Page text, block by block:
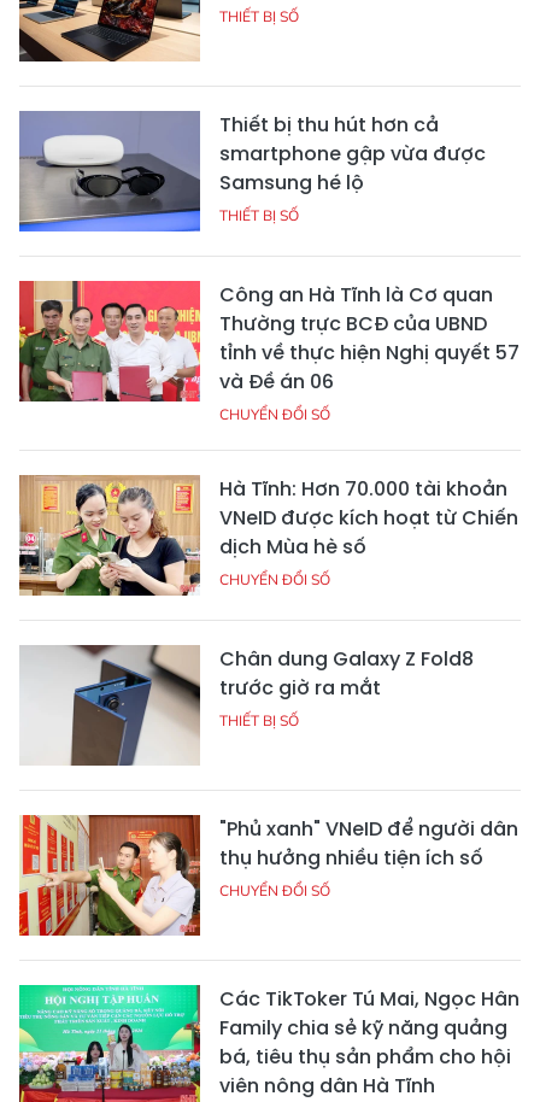
THIẾT BỊ SỐ
Thiết bị thu hút hơn cả
smartphone gập vừa được
Samsung hé lộ
THIẾT BỊ SỐ
Công an Hà Tĩnh là Cơ quan
Thường trực BCĐ của UBND
tỉnh về thực hiện Nghị quyết 57
và Đề án 06
CHUYỂN ĐỔI SỐ
Hà Tĩnh: Hơn 70.000 tài khoản
VNeID được kích hoạt từ Chiến
dịch Mùa hè số
CHUYỂN ĐỔI SỐ
Chân dung Galaxy Z Fold8
trước giờ ra mắt
THIẾT BỊ SỐ
"Phủ xanh" VNeID để người dân
thụ hưởng nhiều tiện ích số
CHUYỂN ĐỔI SỐ
Các TikToker Tú Mai, Ngọc Hân
Family chia sẻ kỹ năng quảng
bá, tiêu thụ sản phẩm cho hội
viên nông dân Hà Tĩnh